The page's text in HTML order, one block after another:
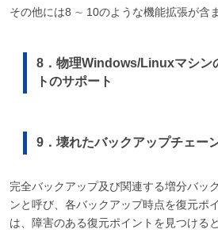
その他には8 ∼ 10のような機能拡張が含
8．物理Windows/Linuxマシン
トのサポート
9．壊れたバックアップチェー
完全バックアップ及び関連する増分バッ
ンと呼び、各バックアップ時点を復元ポ
は、障害のある復元ポイントを見つける